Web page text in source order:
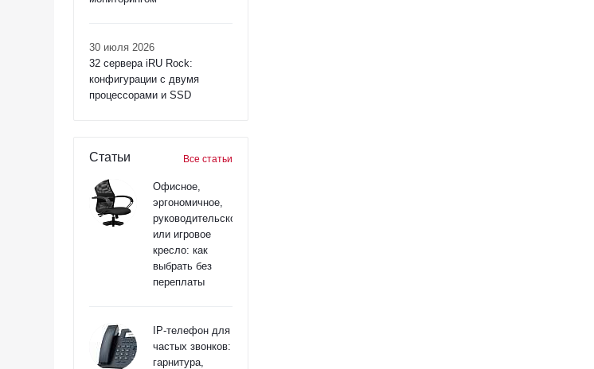
30 июля 2026
32 сервера iRU Rock:
конфигурации с двумя
процессорами и SSD
Статьи Все статьи
Офисное,
эргономичное,
руководительское
или игровое
кресло: как
выбрать без
переплаты
IP-телефон для
частых звонков:
гарнитура,